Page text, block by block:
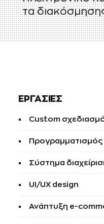
τα διακόσμηση
ΕΡΓΑΣΙΕΣ
Custom
Προγραμματισμός
Σύστημα
UI/UX design
Ανάπτυξη e-